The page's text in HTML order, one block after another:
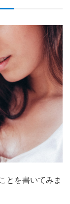
とを書いてみま